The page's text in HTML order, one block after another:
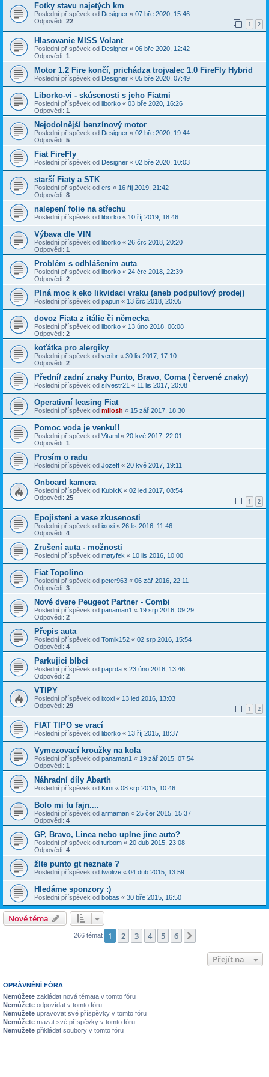
Fotky stavu najetých km
Poslední příspěvek od Designer « 07 bře 2020, 15:46
Odpovědi: 22 1 2
Hlasovanie MISS Volant
Poslední příspěvek od Designer « 06 bře 2020, 12:42
Odpovědi: 1
Motor 1.2 Fire končí, prichádza trojvalec 1.0 FireFly Hybrid
Poslední příspěvek od Designer « 05 bře 2020, 07:49
Liborko-vi - skúsenosti s jeho Fiatmi
Poslední příspěvek od liborko « 03 bře 2020, 16:26
Odpovědi: 1
Nejodolnější benzínový motor
Poslední příspěvek od Designer « 02 bře 2020, 19:44
Odpovědi: 5
Fiat FireFly
Poslední příspěvek od Designer « 02 bře 2020, 10:03
starší Fiaty a STK
Poslední příspěvek od ers « 16 říj 2019, 21:42
Odpovědi: 8
nalepení folie na střechu
Poslední příspěvek od liborko « 10 říj 2019, 18:46
Výbava dle VIN
Poslední příspěvek od liborko « 26 črc 2018, 20:20
Odpovědi: 1
Problém s odhlášením auta
Poslední příspěvek od liborko « 24 črc 2018, 22:39
Odpovědi: 2
Plná moc k eko likvidaci vraku (aneb podpultový prodej)
Poslední příspěvek od papun « 13 črc 2018, 20:05
dovoz Fiata z itálie či německa
Poslední příspěvek od liborko « 13 úno 2018, 06:08
Odpovědi: 2
koťátka pro alergiky
Poslední příspěvek od veribr « 30 lis 2017, 17:10
Odpovědi: 2
Přední/ zadní znaky Punto, Bravo, Coma ( červené znaky)
Poslední příspěvek od silvestr21 « 11 lis 2017, 20:08
Operativní leasing Fiat
Poslední příspěvek od milosh « 15 zář 2017, 18:30
Pomoc voda je venku!!
Poslední příspěvek od Vitaml « 20 kvě 2017, 22:01
Odpovědi: 1
Prosím o radu
Poslední příspěvek od Jozeff « 20 kvě 2017, 19:11
Onboard kamera
Poslední příspěvek od KubikK « 02 led 2017, 08:54
Odpovědi: 25 1 2
Epojisteni a vase zkusenosti
Poslední příspěvek od ixoxi « 26 lis 2016, 11:46
Odpovědi: 4
Zrušení auta - možnosti
Poslední příspěvek od matyfek « 10 lis 2016, 10:00
Fiat Topolino
Poslední příspěvek od peter963 « 06 zář 2016, 22:11
Odpovědi: 3
Nové dvere Peugeot Partner - Combi
Poslední příspěvek od panaman1 « 19 srp 2016, 09:29
Odpovědi: 2
Přepis auta
Poslední příspěvek od Tomik152 « 02 srp 2016, 15:54
Odpovědi: 4
Parkujici blbci
Poslední příspěvek od paprda « 23 úno 2016, 13:46
Odpovědi: 2
VTIPY
Poslední příspěvek od ixoxi « 13 led 2016, 13:03
Odpovědi: 29 1 2
FIAT TIPO se vrací
Poslední příspěvek od liborko « 13 říj 2015, 18:37
Vymezovací kroužky na kola
Poslední příspěvek od panaman1 « 19 zář 2015, 07:54
Odpovědi: 1
Náhradní díly Abarth
Poslední příspěvek od Kimi « 08 srp 2015, 10:46
Bolo mi tu fajn....
Poslední příspěvek od armaman « 25 čer 2015, 15:37
Odpovědi: 4
GP, Bravo, Linea nebo uplne jine auto?
Poslední příspěvek od turbom « 20 dub 2015, 23:08
Odpovědi: 4
žlte punto gt neznate ?
Poslední příspěvek od twolive « 04 dub 2015, 13:59
Hledáme sponzory :)
Poslední příspěvek od bobas « 30 bře 2015, 16:50
Nové téma
266 témat 1 2 3 4 5 6
Přejít na
OPRÁVNĚNÍ FÓRA
Nemůžete zakládat nová témata v tomto fóru
Nemůžete odpovídat v tomto fóru
Nemůžete upravovat své příspěvky v tomto fóru
Nemůžete mazat své příspěvky v tomto fóru
Nemůžete přikládat soubory v tomto fóru